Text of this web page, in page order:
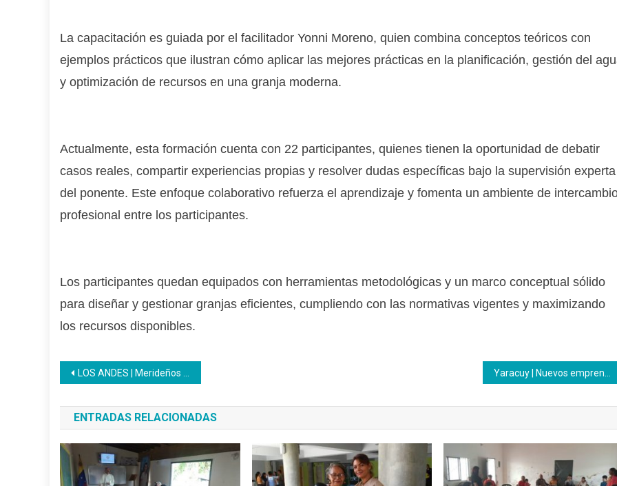
La capacitación es guiada por el facilitador Yonni Moreno, quien combina conceptos teóricos con
ejemplos prácticos que ilustran cómo aplicar las mejores prácticas en la planificación, gestión del
y optimización de recursos en una granja moderna.
Actualmente, esta formación cuenta con 22 participantes, quienes tienen la oportunidad de debatir
casos reales, compartir experiencias propias y resolver dudas específicas bajo la supervisión experta
del ponente. Este enfoque colaborativo refuerza el aprendizaje y fomenta un ambiente de
profesional entre los participantes.
Los participantes quedan equipados con herramientas metodológicas y un marco conceptual sólido
para diseñar y gestionar granjas eficientes, cumpliendo con las normativas vigentes y maximizando
los recursos disponibles.
Navegación
de
entradas
LOS ANDES | Merideños egresan del Inces como productor agropecuario
ENTRADAS RELACIONADAS